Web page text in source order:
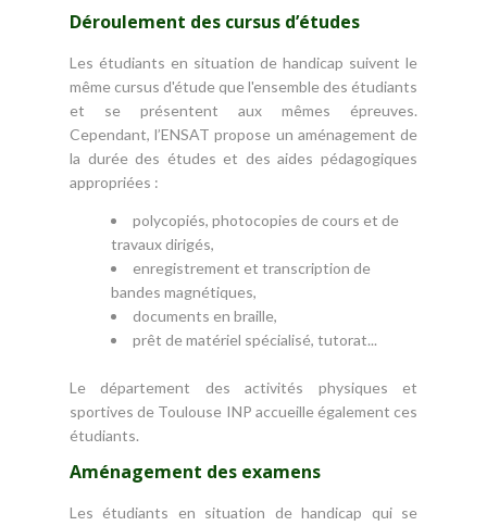
Déroulement des cursus d’études
Les étudiants en situation de handicap suivent le
même cursus d'étude que l'ensemble des étudiants
et se présentent aux mêmes épreuves.
Cependant, l’ENSAT propose un aménagement de
la durée des études et des aides pédagogiques
appropriées :
polycopiés, photocopies de cours et de
travaux dirigés,
enregistrement et transcription de
bandes magnétiques,
documents en braille,
prêt de matériel spécialisé, tutorat...
Le département des activités physiques et
sportives de Toulouse INP accueille également ces
étudiants.
Aménagement des examens
Les étudiants en situation de handicap qui se